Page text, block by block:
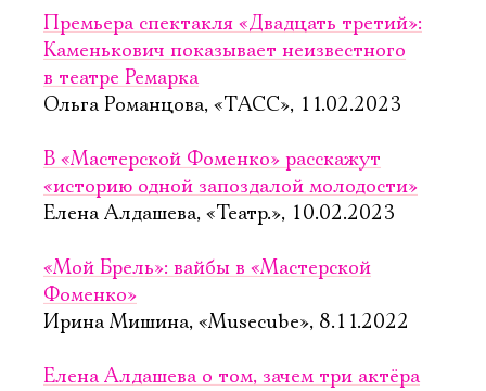
Премьера спектакля «Двадцать третий»:
Каменькович показывает неизвестного
в театре Ремарка
Ольга Романцова, «ТАСС», 11.02.2023
В «Мастерской Фоменко» расскажут
«историю одной запоздалой молодости»
Елена Алдашева, «Театр.», 10.02.2023
«Мой Брель»: вайбы в «Мастерской
Фоменко»
Ирина Мишина, «Musecube», 8.11.2022
Елена Алдашева о том, зачем три актёра